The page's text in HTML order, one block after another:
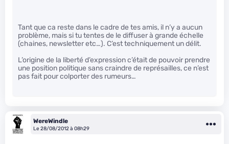
Tant que ca reste dans le cadre de tes amis, il n’y a aucun
problème, mais si tu tentes de le diffuser à grande échelle
(chaines, newsletter etc…). C’est techniquement un délit.
L’origine de la liberté d’expression c’était de pouvoir prendre
une position politique sans craindre de représailles, ce n’est
pas fait pour colporter des rumeurs…
WereWindle
Le 28/08/2012 à 08h29